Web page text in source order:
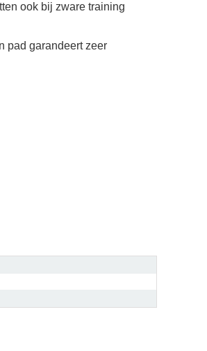
ook bij zware training
pad garandeert zeer